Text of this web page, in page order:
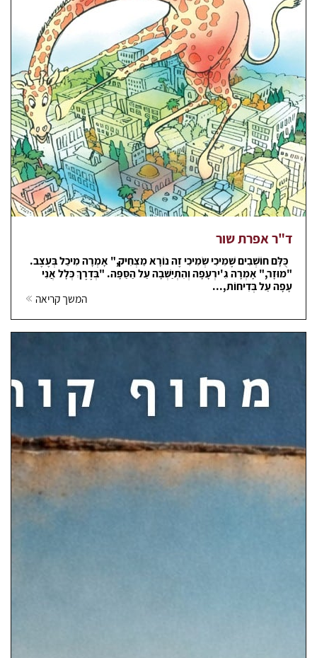
ד"ר אפרת שור
כֻּלָּם חוֹשְׁבִים שֶׁמִיכִי שְׂמִיכִי זֶה נוֹרָא מַצְחִיק," אָמְרָה מִיכַל בְּעֶצֶב.
"מוּזָר," אָמְרָה גִ'ירְעָפָה וְהִתְיַשְּׁבָה עַל הַסַּפָּה. "בְּדֶרֶךְ כְּלָל אֲנִי
עָפָה עַל בְּדִיחוֹת,...
המשך קריאה